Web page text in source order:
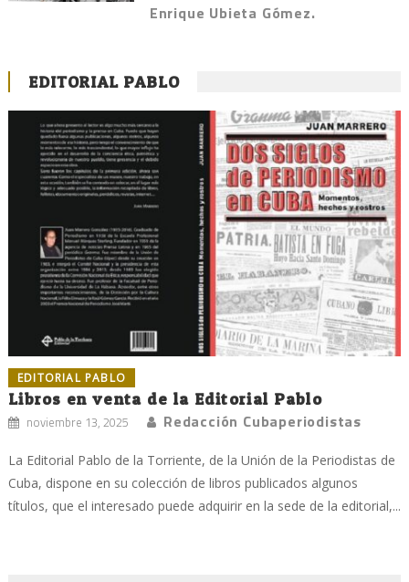
Enrique Ubieta Gómez.
EDITORIAL PABLO
EDITORIAL PABLO
Libros en venta de la Editorial Pablo
noviembre 13, 2025 Redacción Cubaperiodistas
La Editorial Pablo de la Torriente, de la Unión de la Periodistas de
Cuba, dispone en su colección de libros publicados algunos
títulos, que el interesado puede adquirir en la sede de la editorial,...